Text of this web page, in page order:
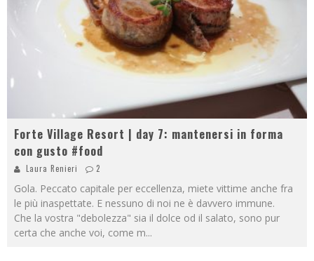
Forte Village Resort | day 7: mantenersi in forma
con gusto #food
Laura Renieri 2
Gola. Peccato capitale per eccellenza, miete vittime anche fra
le più inaspettate. E nessuno di noi ne è davvero immune.
Che la vostra "debolezza" sia il dolce od il salato, sono pur
certa che anche voi, come m...